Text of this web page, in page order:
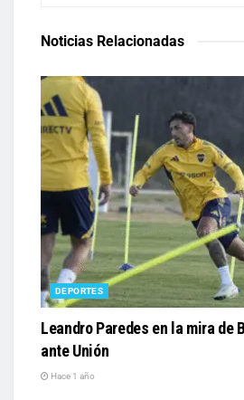
Noticias Relacionadas
DEPORTES
Leandro Paredes en la mira de
ante Unión
Hace 1 año